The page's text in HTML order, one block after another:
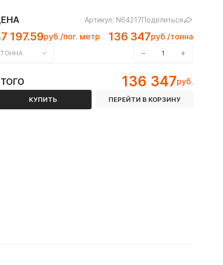
Артикул: N64217Поделиться
197.59руб./пог. метр 136 347руб./тонна
ТОННА − +
136 347руб.
КУПИТЬ ПЕРЕЙТИ В КОРЗИНУ